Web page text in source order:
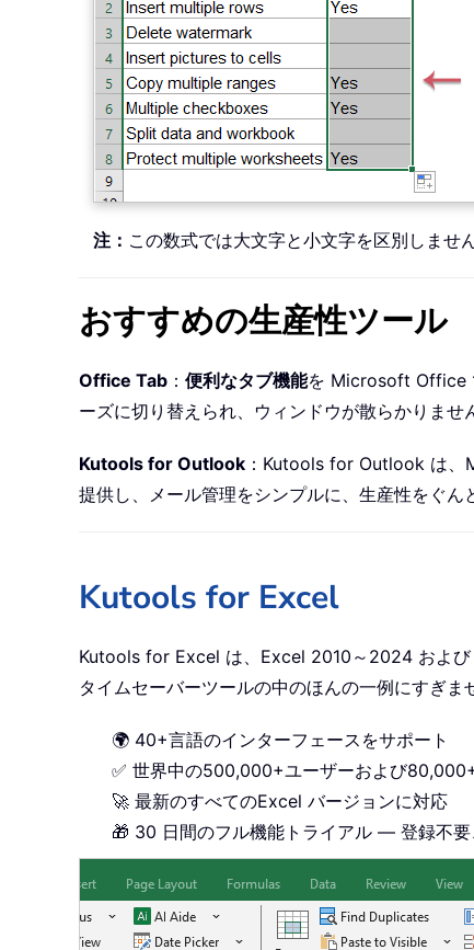
注： この数式では大文字と小文字を区別しません
おすすめの生産性ツール
Office Tab ： 便利なタブ機能を Microsoft Office
ーズに切り替えられ、ウィンドウが散らかりませ
Kutools for Outlook ：Kutools for Outlook は
提供し、メール管理をシンプルに、生産性をぐん
Kutools for Excel
Kutools for Excel は、Excel 2010～2024 およ
タイムセーバーツールの中のほんの一例にすぎま
🌍 40+言語のインターフェースをサポート
✅ 世界中の500,000+ユーザーおよび
🚀 最新のすべてのExcel バージョンに対応
🎁 30 日間のフル機能トライアル — 登録不要